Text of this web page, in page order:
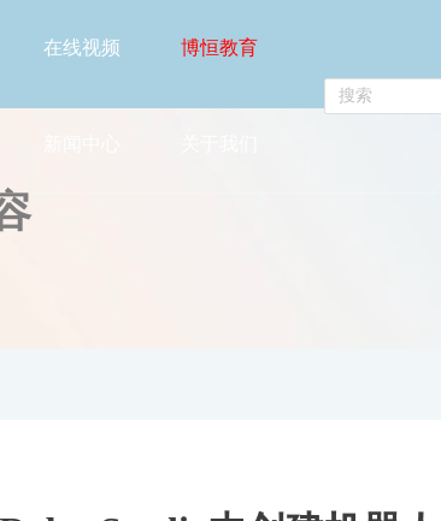
在线视频 博恒教育